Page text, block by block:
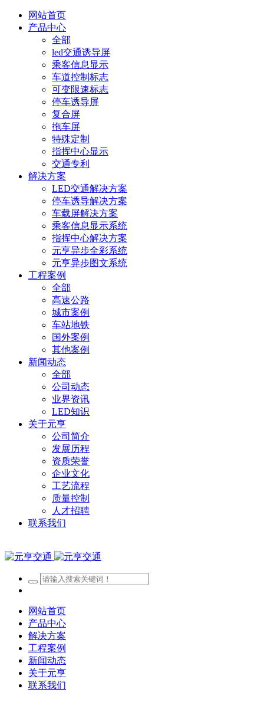
网站首页
产品中心
全部
led交通诱导屏
乘客信息显示
车道控制标志
可变限速标志
停车诱导屏
复合屏
拖车屏
特殊定制
指挥中心显示
交通专利
解决方案
LED交通解决方案
停车诱导解决方案
车载屏解决方案
乘客信息显示系统
指挥中心解决方案
元亨异步全彩系统
元亨异步图文系统
工程案例
全部
高速公路
城市案例
车站地铁
国外案例
其他案例
新闻动态
全部
公司动态
业界资讯
LED知识
关于元亨
公司简介
发展历程
资质荣誉
企业文化
工艺流程
质量控制
人才招聘
联系我们
网站首页
产品中心
解决方案
工程案例
新闻动态
关于元亨
联系我们